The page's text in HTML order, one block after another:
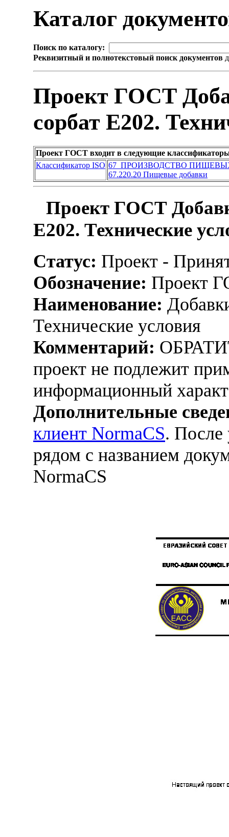
Каталог
Поиск по каталогу:
Реквизитный и полнотекстовый поиск документов
Проект ГОСТ
сорбат Е202.
Проект ГОСТ входит в следующие
Классификатор ISO 67 ПРОИЗВОДСТВО
67.220.20 Пищевые добавки
Проект ГОСТ
Е202. Технические
Статус: Проект -
Обозначение: Проект
Наименование:
Технические условия
Комментарий:
проект не подлежит
информационный
Дополнительные
клиент NormaCS. После
рядом с названием
NormaCS